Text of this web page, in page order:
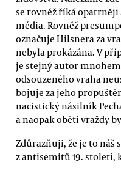
se rovněž říká
média. Rovněž
označuje Hilsnera za
nebyla prokázána. V
je stejný autor
odsouzeného vraha
bojuje za jeho
nacistický násilník
a naopak obětí vraždy
Zdůrazňuji, že je to náš
z antisemitů 19. století,